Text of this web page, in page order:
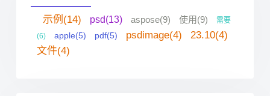
示例(14) psd(13) aspose(9) 使用(9)
需要
(6)
apple(5) pdf(5) psdimage(4)
23.10(4)
文件(4)